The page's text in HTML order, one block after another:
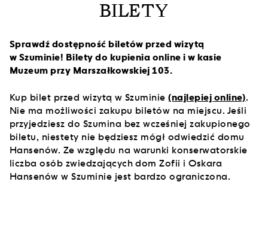
BILETY
Sprawdź dostępność biletów przed wizytą
w Szuminie! Bilety do kupienia online i w kasie
Muzeum przy Marszałkowskiej 103.
Kup bilet przed wizytą w Szuminie(najlepiej online).
Nie ma możliwości zakupu biletów na miejscu. Jeśli
przyjedziesz do Szumina bez wcześniej zakupionego
biletu, niestety nie będziesz mógł odwiedzić domu
Hansenów. Ze względu na warunki konserwatorskie
liczba osób zwiedzających dom Zofii i Oskara
Hansenów w Szuminie jest bardzo ograniczona.